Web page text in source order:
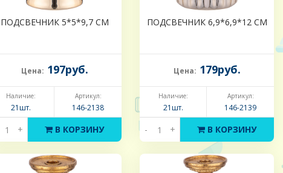
ПОДСВЕЧНИК 5*5*9,7 СМ
Цена: 197руб.
Наличие:
21шт.
Артикул:
146-2138
+ В КОРЗИНУ
ПОДСВЕЧНИК 6,9*6,9*12 СМ
Цена: 179руб.
Наличие:
21шт.
Артикул:
146-2139
- + В КОРЗИНУ